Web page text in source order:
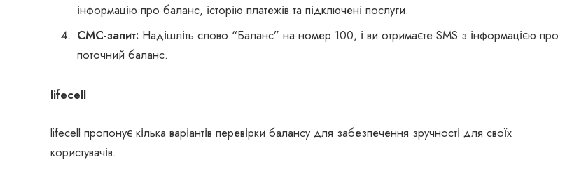
інформацію про баланс, історію платежів та підключені послуги.
СМС-запит: Надішліть слово “Баланс” на номер 100, і ви отримаєте SMS з інформацією про
поточний баланс.
lifecell
lifecell пропонує кілька варіантів перевірки балансу для забезпечення зручності для своїх
користувачів.